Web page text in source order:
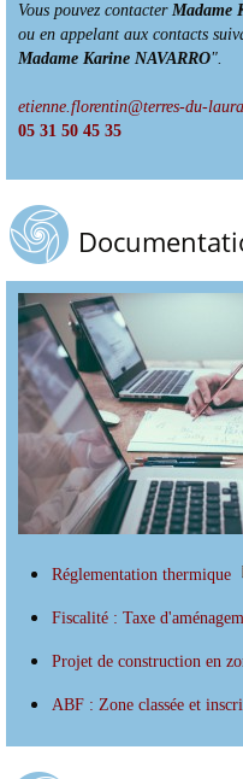
Vous pouvez contacter Madame
ou en appelant aux contacts
Madame Karine NAVARRO".
etienne.florentin@terres-du-
05 31 50 45 35
Réglementation thermique
Fiscalité : Taxe
Projet de construction en
ABF : Zone classée et